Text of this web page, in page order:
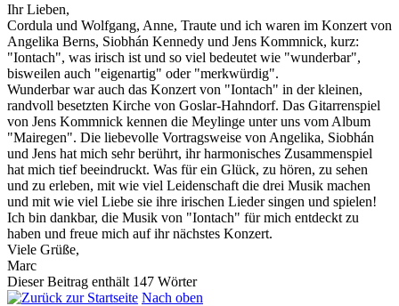
Ihr Lieben,
Cordula und Wolfgang, Anne, Traute und ich waren im Konzert von
Angelika Berns, Siobhán Kennedy und Jens Kommnick, kurz:
"Iontach", was irisch ist und so viel bedeutet wie "wunderbar",
bisweilen auch "eigenartig" oder "merkwürdig".
Wunderbar war auch das Konzert von "Iontach" in der kleinen,
randvoll besetzten Kirche von Goslar-Hahndorf. Das Gitarrenspiel
von Jens Kommnick kennen die Meylinge unter uns vom Album
"Mairegen". Die liebevolle Vortragsweise von Angelika, Siobhán
und Jens hat mich sehr berührt, ihr harmonisches Zusammenspiel
hat mich tief beeindruckt. Was für ein Glück, zu hören, zu sehen
und zu erleben, mit wie viel Leidenschaft die drei Musik machen
und mit wie viel Liebe sie ihre irischen Lieder singen und spielen!
Ich bin dankbar, die Musik von "Iontach" für mich entdeckt zu
haben und freue mich auf ihr nächstes Konzert.
Viele Grüße,
Marc
Dieser Beitrag enthält 147 Wörter
Nach oben